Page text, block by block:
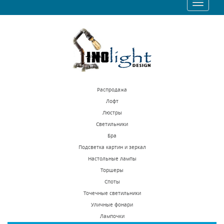
В наличии 1427 шт.
Toggle
Распродажа
Лофт
Люстры
Светильники
Бра
Подсветка картин и зеркал
Настольные лампы
Торшеры
Споты
Точечные светильники
Уличные фонари
Лампочки